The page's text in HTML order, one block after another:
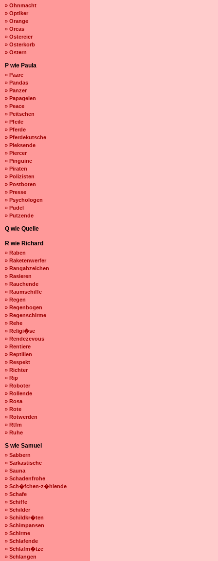
» Ohnmacht
» Optiker
» Orange
» Orcas
» Ostereier
» Osterkorb
» Ostern
P wie Paula
» Paare
» Pandas
» Panzer
» Papageien
» Peace
» Peitschen
» Pfeile
» Pferde
» Pferdekutsche
» Pieksende
» Piercer
» Pinguine
» Piraten
» Polizisten
» Postboten
» Presse
» Psychologen
» Pudel
» Putzende
Q wie Quelle
R wie Richard
» Raben
» Raketenwerfer
» Rangabzeichen
» Rasieren
» Rauchende
» Raumschiffe
» Regen
» Regenbogen
» Regenschirme
» Rehe
» Religi�se
» Rendezevous
» Rentiere
» Reptilien
» Respekt
» Richter
» Rip
» Roboter
» Rollende
» Rosa
» Rote
» Rotwerden
» Rtfm
» Ruhe
S wie Samuel
» Sabbern
» Sarkastische
» Sauna
» Schadenfrohe
» Sch�fchen-z�hlende
» Schafe
» Schiffe
» Schilder
» Schildkr�ten
» Schimpansen
» Schirme
» Schlafende
» Schlafm�tze
» Schlangen